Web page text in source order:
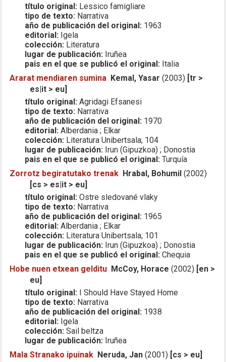
título original: Lessico famigliare
tipo de texto: Narrativa
año de publicación del original: 1963
editorial: Igela
colección: Literatura
lugar de publicación: Iruñea
pais en el que se publicó el original: Italia
Ararat mendiaren sumina Kemal, Yasar (2003) [tr >
es|it > eu]
título original: Agridagi Efsanesi
tipo de texto: Narrativa
año de publicación del original: 1970
editorial: Alberdania ; Elkar
colección: Literatura Unibertsala; 104
lugar de publicación: Irun (Gipuzkoa) ; Donostia
pais en el que se publicó el original: Turquía
Zorrotz begiratutako trenak Hrabal, Bohumil (2002)
[cs > es|it > eu]
título original: Ostre sledované vlaky
tipo de texto: Narrativa
año de publicación del original: 1965
editorial: Alberdania ; Elkar
colección: Literatura Unibertsala; 101
lugar de publicación: Irun (Gipuzkoa) ; Donostia
pais en el que se publicó el original: Chequia
Hobe nuen etxean gelditu McCoy, Horace (2002) [en >
eu]
título original: I Should Have Stayed Home
tipo de texto: Narrativa
año de publicación del original: 1938
editorial: Igela
colección: Sail beltza
lugar de publicación: Iruñea
Mala Stranako ipuinak Neruda, Jan (2001) [cs > eu]